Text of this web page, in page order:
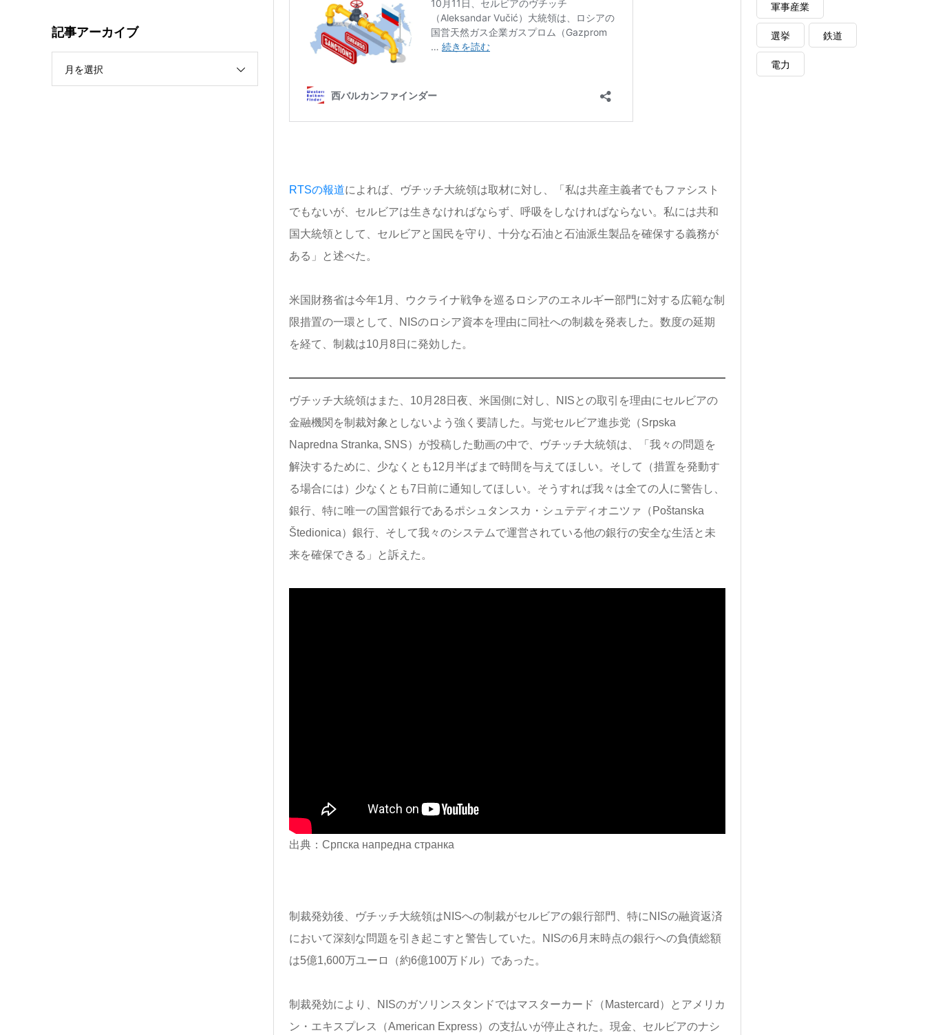
RTSの報道によれば、ヴチッチ大統領は取材に対し、「私は共産主義者でもファシスト
でもないが、セルビアは生きなければならず、呼吸をしなければならない。私には共和
国大統領として、セルビアと国民を守り、十分な石油と石油派生製品を確保する義務が
ある」と述べた。
米国財務省は今年1月、ウクライナ戦争を巡るロシアのエネルギー部門に対する広範な制
限措置の一環として、NISのロシア資本を理由に同社への制裁を発表した。数度の延期
を経て、制裁は10月8日に発効した。
ヴチッチ大統領はまた、10月28日夜、米国側に対し、NISとの取引を理由にセルビアの
金融機関を制裁対象としないよう強く要請した。与党セルビア進歩党（Srpska
Napredna Stranka, SNS）が投稿した動画の中で、ヴチッチ大統領は、「我々の問題を
解決するために、少なくとも12月半ばまで時間を与えてほしい。そして（措置を発動す
る場合には）少なくとも7日前に通知してほしい。そうすれば我々は全ての人に警告し、
銀行、特に唯一の国営銀行であるポシュタンスカ・シュテディオニツァ（Poštanska
Štedionica）銀行、そして我々のシステムで運営されている他の銀行の安全な生活と未
来を確保できる」と訴えた。
出典：Српска напредна странка
制裁発効後、ヴチッチ大統領はNISへの制裁がセルビアの銀行部門、特にNISの融資返済
において深刻な問題を引き起こすと警告していた。NISの6月末時点の銀行への負債総額
は5億1,600万ユーロ（約6億100万ドル）であった。
制裁発効により、NISのガソリンスタンドではマスターカード（Mastercard）とアメリカ
ン・エキスプレス（American Express）の支払いが停止された。現金、セルビアのナシ
記事アーカイブ
月を選択
軍事産業
選挙 鉄道
電力